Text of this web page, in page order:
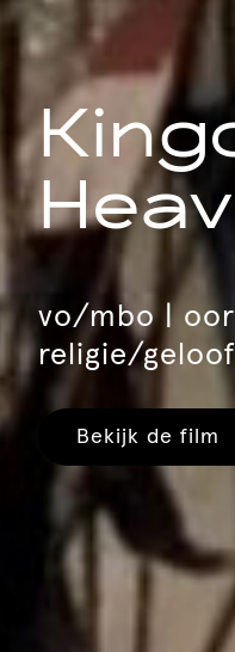
vo/mbo |
religie/geloof
Bekijk de film